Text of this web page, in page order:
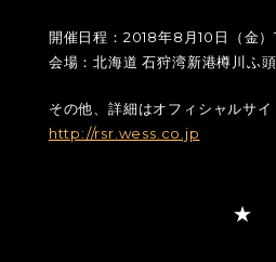
開催日程：2018年8月10日（金）
会場：北海道 石狩湾新港樽川ふ
その他、詳細はオフィシャルサイ
http://rsr.wess.co.jp